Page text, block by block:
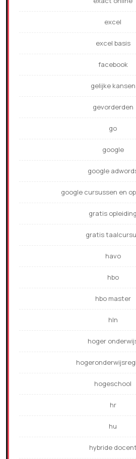
excel
excel basis
facebook
gelijke kansen
gevorderden
go
google
google
google cursussen en
gratis opleiding
gratis
havo
hbo
hbo master
hln
hoger
hogeschool
hr
hu
hybride docent